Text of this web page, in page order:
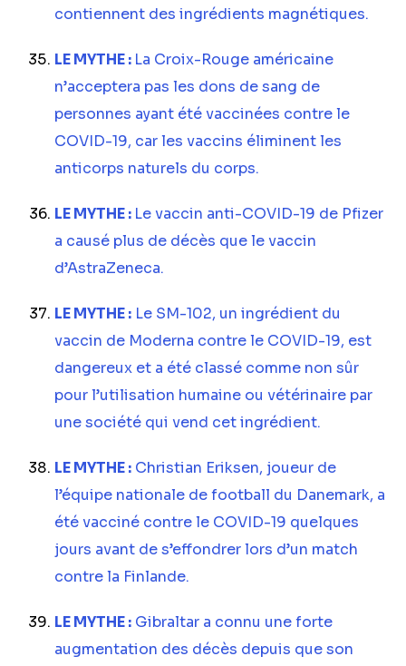
contiennent des ingrédients magnétiques.
LE MYTHE : La Croix-Rouge américaine
n’acceptera pas les dons de sang de
personnes ayant été vaccinées contre le
COVID-19, car les vaccins éliminent les
anticorps naturels du corps.
LE MYTHE : Le vaccin anti-COVID-19 de Pfizer
a causé plus de décès que le vaccin
d’AstraZeneca.
LE MYTHE : Le SM-102, un ingrédient du
vaccin de Moderna contre le COVID-19, est
dangereux et a été classé comme non sûr
pour l’utilisation humaine ou vétérinaire par
une société qui vend cet ingrédient.
LE MYTHE : Christian Eriksen, joueur de
l’équipe nationale de football du Danemark, a
été vacciné contre le COVID-19 quelques
jours avant de s’effondrer lors d’un match
contre la Finlande.
LE MYTHE : Gibraltar a connu une forte
augmentation des décès depuis que son